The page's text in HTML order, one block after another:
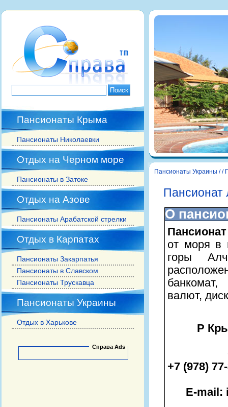
Пансионаты Крыма
Пансионаты Николаевки
Отдых на Черном море
Пансионаты в Затоке
Отдых на Азове
Пансионаты Арабатской стрелки
Отдых в Карпатах
Пансионаты Закарпатья
Пансионаты в Славском
Пансионаты Трускавца
Пансионаты Украины
Отдых в Харькове
Справа Ads
Пансионаты Украины //
Пансионат
О
от моря в
горы
валют,
Р
+7 (978)
E-mail: